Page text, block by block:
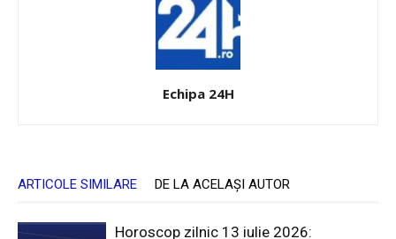
Echipa 24H
ARTICOLE SIMILARE DE LA ACELAȘI AUTOR
Horoscop zilnic 13 iulie 2026: